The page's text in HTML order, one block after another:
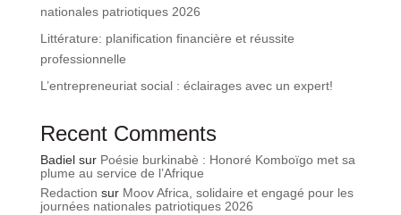
nationales patriotiques 2026
Littérature: planification financière et réussite
professionnelle
L’entrepreneuriat social : éclairages avec un expert!
Recent Comments
Badielsur Poésie burkinabè : Honoré Komboïgo met sa
plume au service de l’Afrique
Redaction sur Moov Africa, solidaire et engagé pour les
journées nationales patriotiques 2026